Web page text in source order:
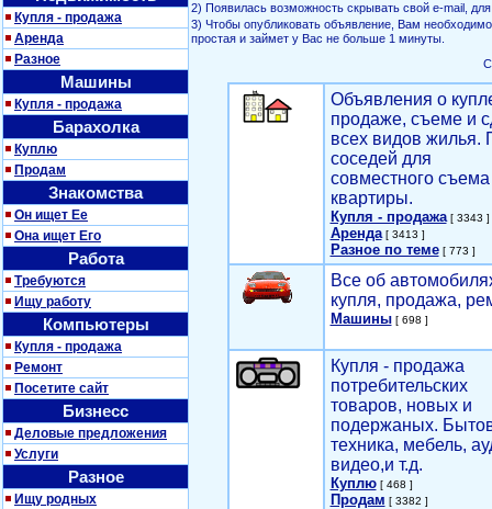
Купля - продажа
Аренда
Разное
Машины
Купля - продажа
Барахолка
Куплю
Продам
Знакомства
Он ищет Ее
Она ищет Его
Работа
Требуются
Ищу работу
Компьютеры
Купля - продажа
Ремонт
Посетите сайт
Бизнесс
Деловые предложения
Услуги
Разное
Ищу родных
2) Появилась возможность скрывать свой е-mail,
3) Чтобы опубликовать объявление, Вам
простая и займет у Вас не больше 1 минуты.
Объявления о
продаже, съеме и
всех видов жилья.
соседей для
совместного съема
квартиры.
Купля - продажа[ 3343 ]
Аренда[ 3413 ]
Разное по теме[ 773 ]
Все об
купля, продажа,
Машины[ 698 ]
Купля - продажа
потребительских
товаров, новых и
подержаных.
техника, мебель,
видео,и т.д.
Куплю[ 468 ]
Продам [ 3382 ]